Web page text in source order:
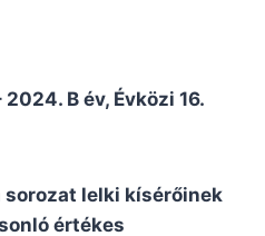
B év, Évközi 16.
sorozat lelki kísérőinek
értékes